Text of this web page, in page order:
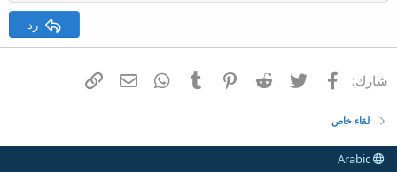
رد
شارك: فيسبوك تويتر Reddit
Pinterest
Tumblr
WhatsAppالبريد الإلكتروني
لقاء خاص